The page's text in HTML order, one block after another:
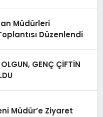
Müdürleri
Düzenlendi
GENÇ ÇİFTİN
Müdür’e Ziyaret